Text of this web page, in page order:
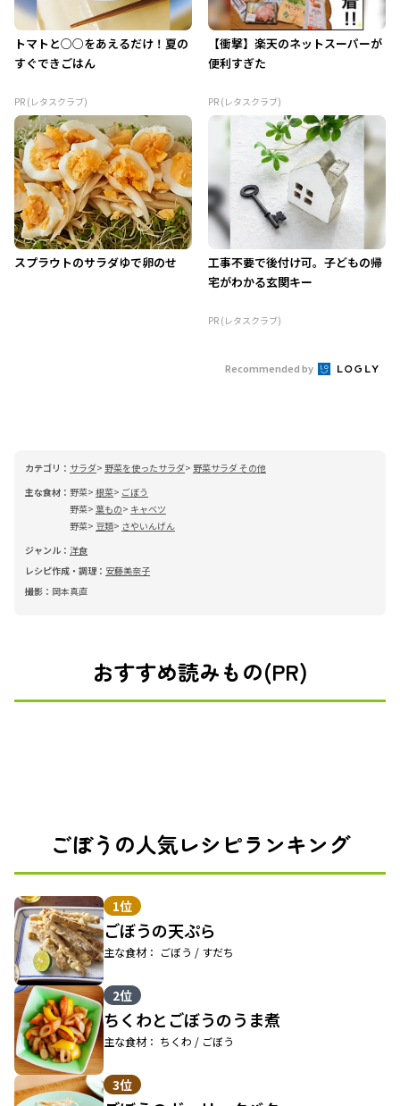
トマトと○○をあえるだけ！夏の
すぐできごはん
PR (レタスクラブ)
【衝撃】楽天のネットスーパーが
便利すぎた
PR (レタスクラブ)
スプラウトのサラダゆで卵のせ
工事不要で後付け可。子どもの帰
宅がわかる玄関キー
PR (レタスクラブ)
Recommended by
カテゴリ： サラダ 野菜を使ったサラダ
野菜サラダ その他
主な食材： 野菜 根菜
ごぼう
野菜 葉もの
キャベツ
野菜
豆類
さやいんげん
ジャンル： 洋食
レシピ作成・調理： 安藤美奈子
撮影： 岡本真直
おすすめ読みもの(PR)
ごぼうの人気レシピランキング
1位
ごぼうの天ぷら
主な食材： ごぼう / すだち
2位
ちくわとごぼうのうま煮
主な食材： ちくわ / ごぼう
3位